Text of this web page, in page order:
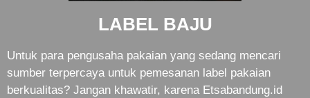
LABEL BAJU
Untuk para pengusaha pakaian yang sedang mencari
sumber terpercaya untuk pemesanan label pakaian
berkualitas? Jangan khawatir, karena Etsabandung.id